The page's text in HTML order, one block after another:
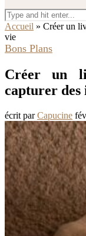
Accueil » Créer un
vie
Bons Plans
Créer un
capturer des
écrit parCapucine